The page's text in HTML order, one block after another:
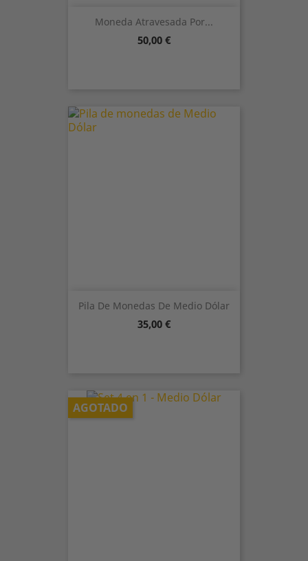
Moneda Atravesada Por...
Precio
50,00 €
Pila De Monedas De Medio Dólar
Precio
35,00 €
AGOTADO